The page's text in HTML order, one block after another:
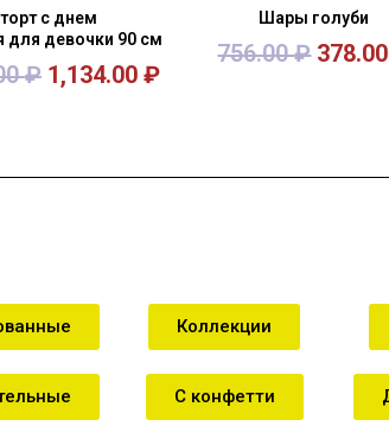
с днем
для девочки 90 см
₽ 1,134.00 ₽
Шары голуби
756.00₽
Коллекции
С конфетти